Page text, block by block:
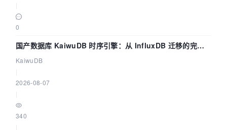
0
国产数据库 KaiwuDB 时序引擎：从 InfluxDB 迁移的完整
技术路径
KaiwuDB
2026-08-07
340